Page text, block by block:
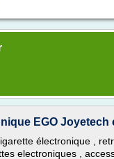
EGO Joyetech
électronique ,
electroniques ,